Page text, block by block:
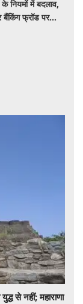
नियमों में बदलाव,
बैंकिंग फ्रॉड पर
से नहीं; महाराणा